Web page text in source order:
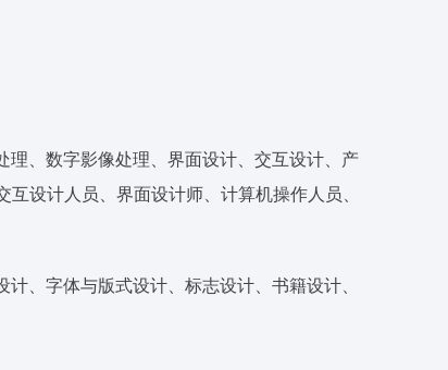
、数字影像处理、界面设计、交互设计、产
设计人员、界面设计师、计算机操作人员、
、字体与版式设计、标志设计、书籍设计、